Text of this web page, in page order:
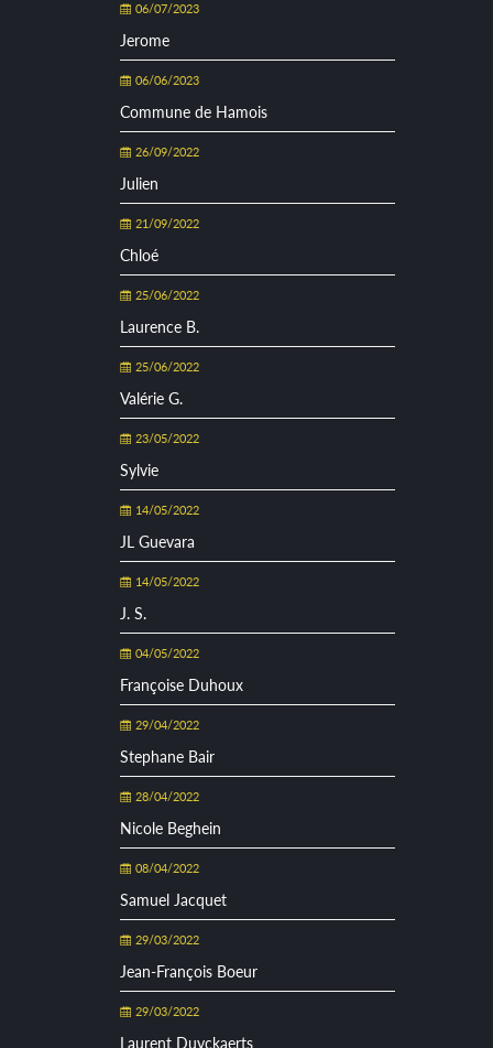
06/07/2023
Jerome
06/06/2023
Commune de Hamois
26/09/2022
Julien
21/09/2022
Chloé
25/06/2022
Laurence B.
25/06/2022
Valérie G.
23/05/2022
Sylvie
14/05/2022
JL Guevara
14/05/2022
J. S.
04/05/2022
Françoise Duhoux
29/04/2022
Stephane Bair
28/04/2022
Nicole Beghein
08/04/2022
Samuel Jacquet
29/03/2022
Jean-François Boeur
29/03/2022
Laurent Duyckaerts